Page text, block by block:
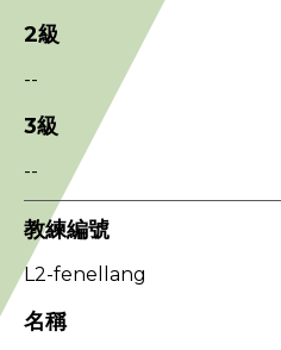
2級
--
3級
--
教練編號
L2-fenellang
名稱